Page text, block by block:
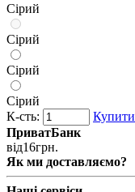
Сірий
Сірий
Сірий
Сірий
К-сть:
Купити
ПриватБанк
від16грн.
Як ми доставляємо?